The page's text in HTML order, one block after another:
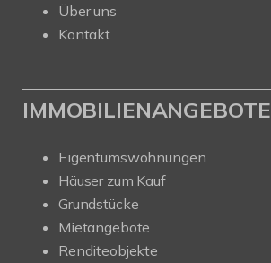
Über uns
Kontakt
IMMOBILIENANGEBOTE
Eigentumswohnungen
Häuser zum Kauf
Grundstücke
Mietangebote
Renditeobjekte